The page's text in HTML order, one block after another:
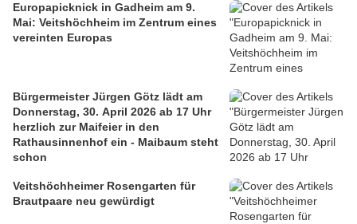
Europapicknick in Gadheim am 9.
Mai: Veitshöchheim im Zentrum eines
vereinten Europas
Bürgermeister Jürgen Götz lädt am
Donnerstag, 30. April 2026 ab 17 Uhr
herzlich zur Maifeier in den
Rathausinnenhof ein - Maibaum steht
schon
Veitshöchheimer Rosengarten für
Brautpaare neu gewürdigt